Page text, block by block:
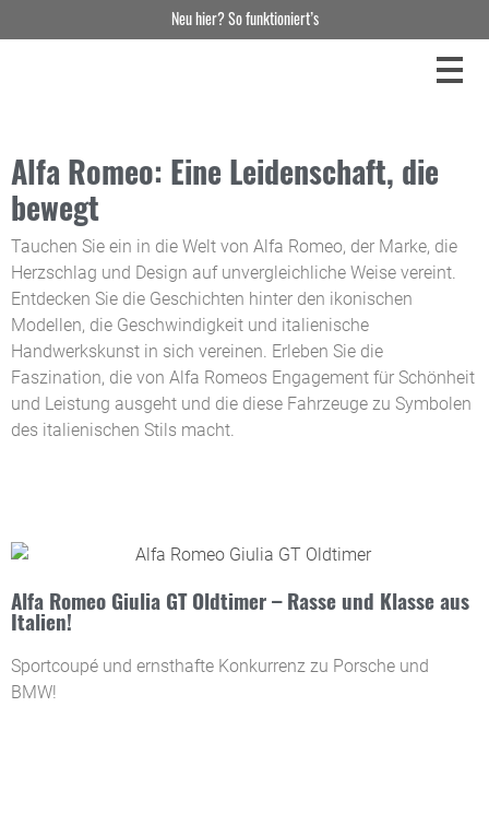
Alfa Romeo: Eine Leidenschaft, die
bewegt
Tauchen Sie ein in die Welt von Alfa Romeo, der Marke, die
Herzschlag und Design auf unvergleichliche Weise vereint.
Entdecken Sie die Geschichten hinter den ikonischen
Modellen, die Geschwindigkeit und italienische
Handwerkskunst in sich vereinen. Erleben Sie die
Faszination, die von Alfa Romeos Engagement für Schönheit
und Leistung ausgeht und die diese Fahrzeuge zu Symbolen
des italienischen Stils macht.
Alfa Romeo Giulia GT Oldtimer – Rasse und Klasse aus
Italien!
Sportcoupé und ernsthafte Konkurrenz zu Porsche und
BMW!
Neu hier? So funktioniert’s